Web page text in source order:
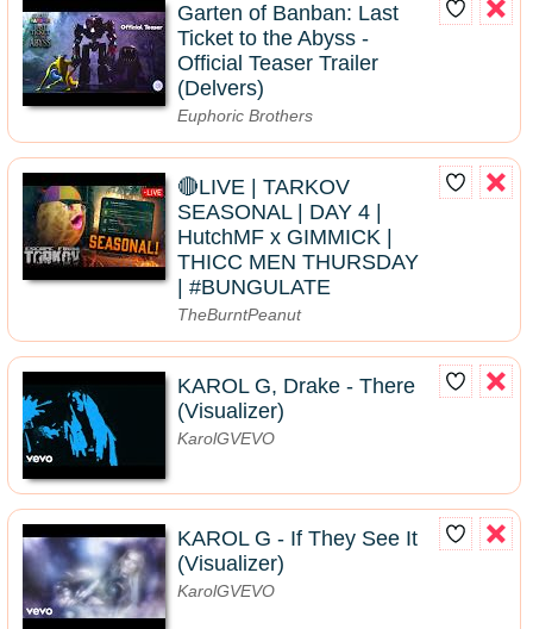
Garten of Banban: Last
Ticket to the Abyss -
Official Teaser Trailer
(Delvers)
Euphoric Brothers
🔴LIVE | TARKOV
SEASONAL | DAY 4 |
HutchMF x GIMMICK |
THICC MEN THURSDAY
| #BUNGULATE
TheBurntPeanut
KAROL G, Drake - There
(Visualizer)
KarolGVEVO
KAROL G - If They See It
(Visualizer)
KarolGVEVO